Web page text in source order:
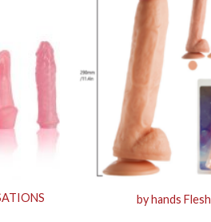
by hands Flesh